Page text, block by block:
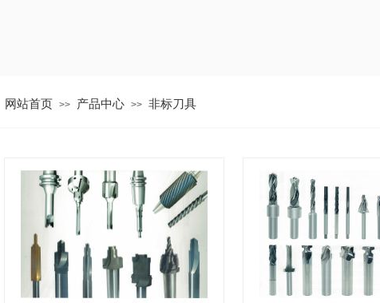
网站首页 >> 产品中心 >> 非标刀具